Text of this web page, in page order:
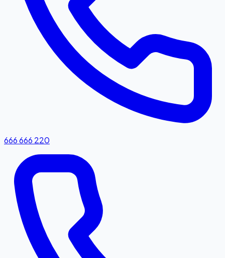
666 666 220